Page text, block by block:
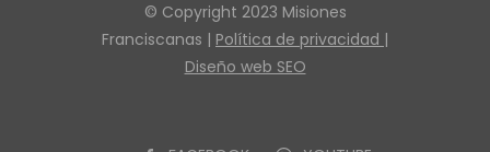
© Copyright 2023 Misiones
Franciscanas | Política de privacidad |
Diseño web SEO